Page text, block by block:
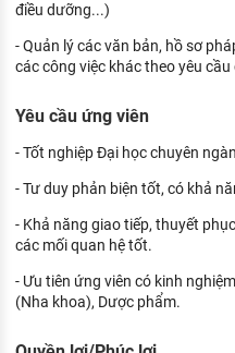
điều dưỡng...)
- Quản lý các văn bản, hồ sơ
các công việc khác theo yêu
Yêu cầu ứng viên
- Tốt nghiệp Đại học chuyên
- Tư duy phản biện tốt, có khả
- Khả năng giao tiếp, thuyết
các mối quan hệ tốt.
- Ưu tiên ứng viên có kinh
(Nha khoa), Dược phẩm.